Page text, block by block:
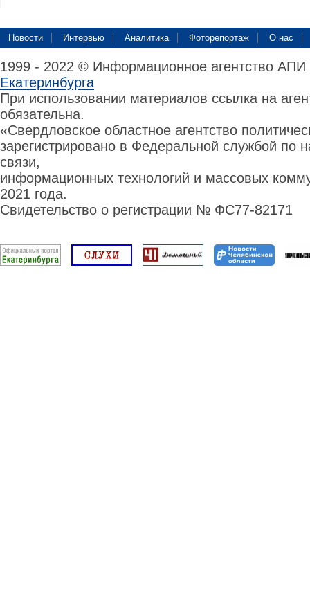
Новости Интервью Аналитика Фоторепортаж О нас
1999 - 2022 © Информационное агентство
Екатеринбурга
При использовании материалов ссылка на
обязательна.
«Свердловское областное агентство
зарегистрировано в Федеральной службой по
связи,
информационных технологий и массовых
2021 года.
Свидетельство о регистрации № ФС77-82171